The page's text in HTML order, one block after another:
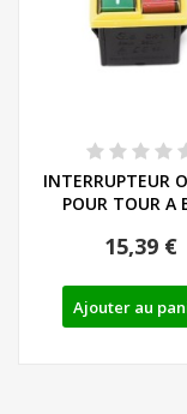
INTERRUPTEUR
POUR TOUR A
15,39 €
Ajouter au